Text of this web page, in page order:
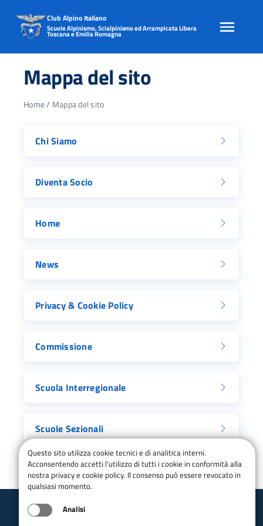
content
Club Alpino Italiano
Scuole Alpinismo, Scialpinismo ed Arrampicata Libera
Toscana e Emilia Romagna
Mappa del sito
Home/ Mappa del sito
Chi Siamo
Diventa Socio
Home
News
Privacy & Cookie Policy
Commissione
Scuola Interregionale
Scuole Sezionali
Questo sito utilizza cookie tecnici e di analitica interni.
Acconsentendo accetti l'utilizzo di tutti i cookie in conformità alla
nostra privacy e cookie policy. Il consenso può essere revocato in
qualsiasi momento.
Analisi